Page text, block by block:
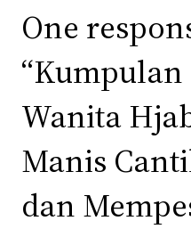
One
“Kumpulan
Wanita
Manis
dan